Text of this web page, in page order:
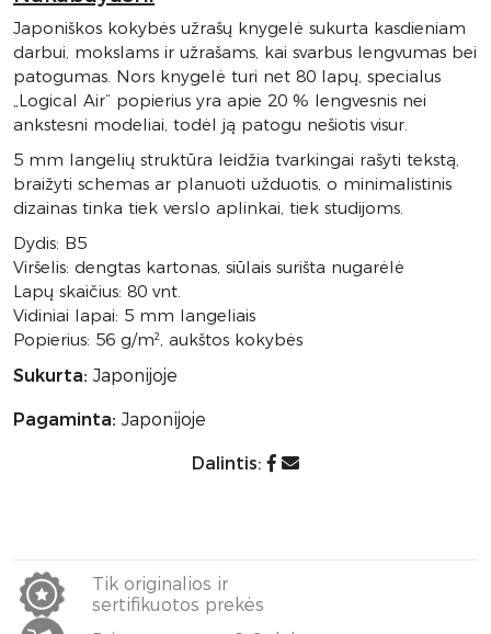
Japoniškos kokybės užrašų knygelė sukurta kasdieniam
darbui, mokslams ir užrašams, kai svarbus lengvumas bei
patogumas. Nors knygelė turi net 80 lapų, specialus
„Logical Air“ popierius yra apie 20 % lengvesnis nei
ankstesni modeliai, todėl ją patogu nešiotis visur.
5 mm langelių struktūra leidžia tvarkingai rašyti tekstą,
braižyti schemas ar planuoti užduotis, o minimalistinis
dizainas tinka tiek verslo aplinkai, tiek studijoms.
Dydis: B5
Viršelis: dengtas kartonas, siūlais surišta nugarėlė
Lapų skaičius: 80 vnt.
Vidiniai lapai: 5 mm langeliais
Popierius: 56 g/m², aukštos kokybės
Sukurta: Japonijoje
Pagaminta: Japonijoje
Dalintis:
Tik originalios ir
sertifikuotos prekės